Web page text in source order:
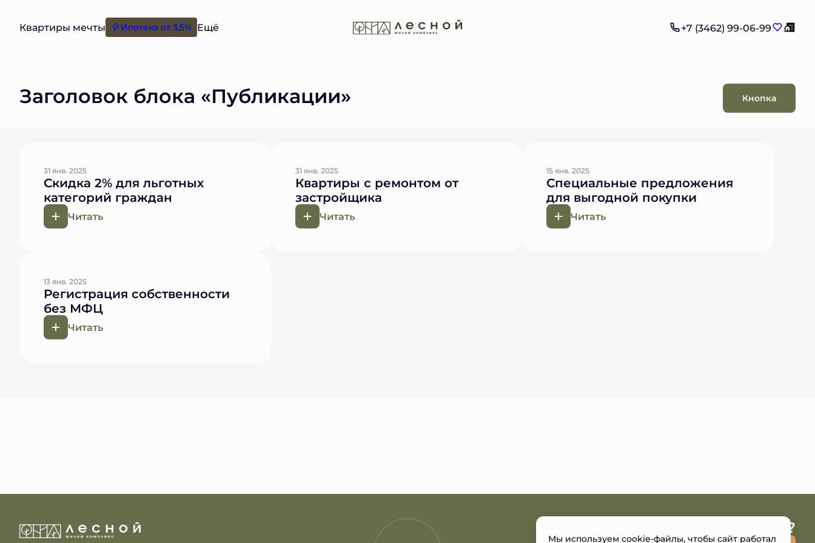
Ипотека от 3,5% Ещё +7 (3462) 99-06-99
Заголовок блока «Публикации» Кнопка
31 янв. 2025
Скидка 2% для льготных
категорий граждан
Читать
31 янв. 2025
Квартиры с ремонтом от
застройщика
Читать
15 янв. 2025
Специальные предложения
для выгодной покупки
Читать
13 янв. 2025
Регистрация собственности
без МФЦ
Читать
Остались вопросы?
Мы используем cookie-файлы, чтобы сайт работал